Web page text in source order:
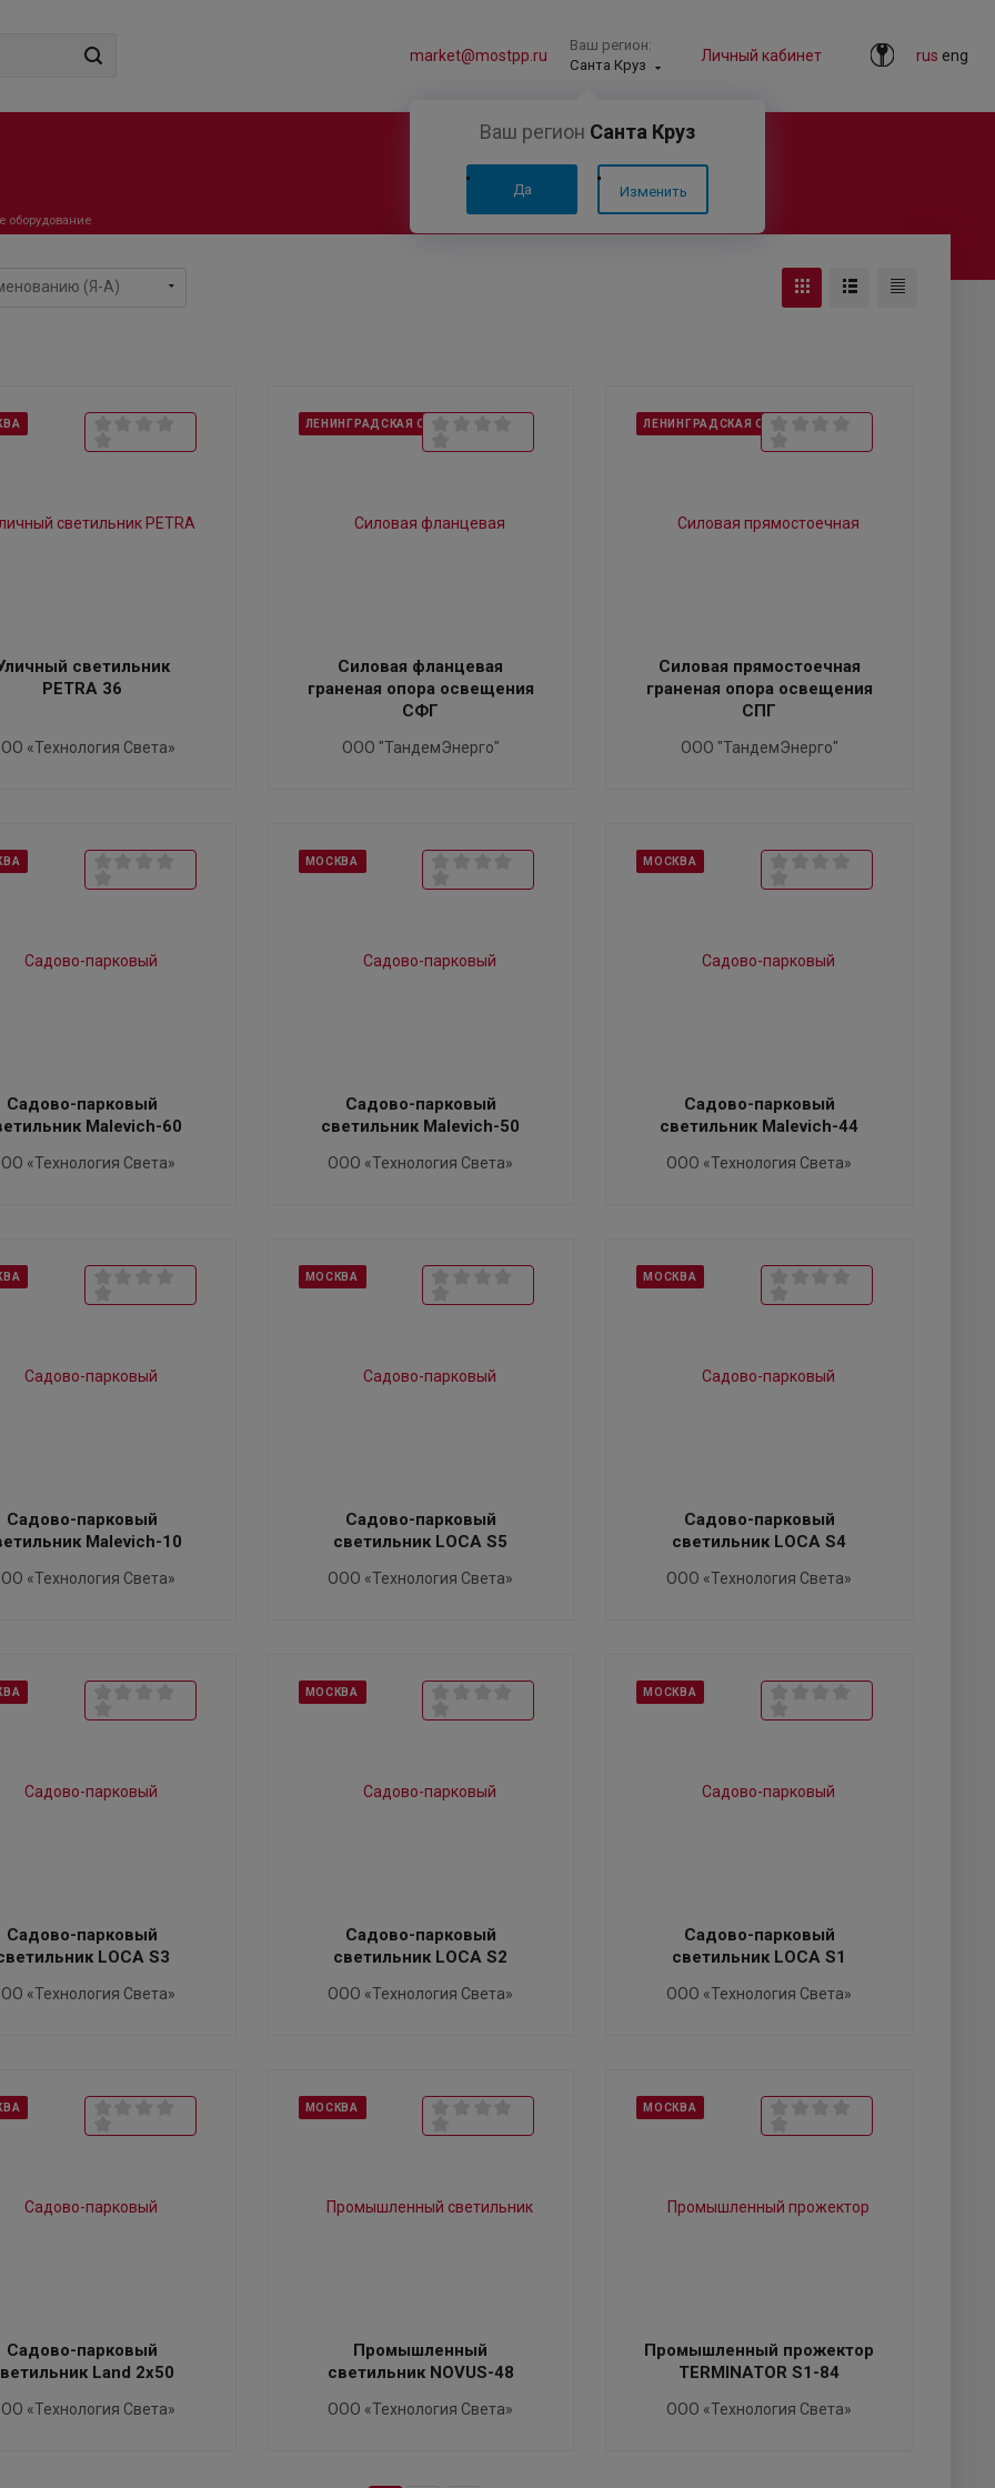
rus eng
Личный кабинет
Ваш регион:
Санта Круз
Ваш регион Санта Круз
Да Изменить
market@mostpp.ru
оборудование
светильник
PETRA 36
«Технология Света»
ЛЕНИНГРАДСКАЯ ОБЛАСТЬ
Силовая фланцевая
граненая опора освещения
СФГ
ООО "ТандемЭнерго"
ЛЕНИНГРАДСКАЯ ОБЛАСТЬ
Силовая прямостоечная
граненая опора освещения
СПГ
ООО "ТандемЭнерго"
Садово-парковый
Malevich-60
«Технология Света»
МОСКВА
Садово-парковый
светильник Malevich-50
ООО «Технология Света»
МОСКВА
Садово-парковый
светильник Malevich-44
ООО «Технология Света»
Садово-парковый
Malevich-10
«Технология Света»
МОСКВА
Садово-парковый
светильник LOCA S5
ООО «Технология Света»
МОСКВА
Садово-парковый
светильник LOCA S4
ООО «Технология Света»
Садово-парковый
LOCA S3
«Технология Света»
МОСКВА
Садово-парковый
светильник LOCA S2
ООО «Технология Света»
МОСКВА
Садово-парковый
светильник LOCA S1
ООО «Технология Света»
Садово-парковый
Land 2x50
«Технология Света»
МОСКВА
Промышленный
светильник NOVUS-48
ООО «Технология Света»
МОСКВА
Промышленный прожектор
TERMINATOR S1-84
ООО «Технология Света»